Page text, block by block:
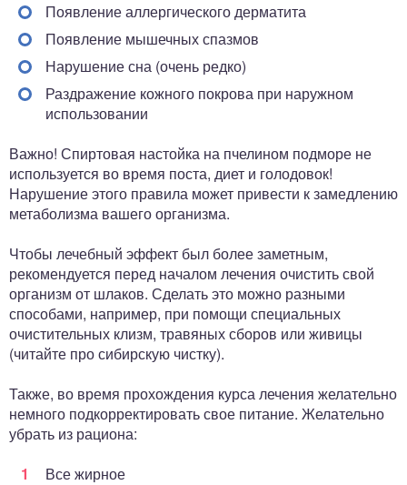
Появление аллергического дерматита
Появление мышечных спазмов
Нарушение сна (очень редко)
Раздражение кожного покрова при наружном
использовании
Важно! Спиртовая настойка на пчелином подморе не
используется во время поста, диет и голодовок!
Нарушение этого правила может привести к замедлению
метаболизма вашего организма.
Чтобы лечебный эффект был более заметным,
рекомендуется перед началом лечения очистить свой
организм от шлаков. Сделать это можно разными
способами, например, при помощи специальных
очистительных клизм, травяных сборов или живицы
(читайте про сибирскую чистку).
Также, во время прохождения курса лечения желательно
немного подкорректировать свое питание. Желательно
убрать из рациона:
Все жирное